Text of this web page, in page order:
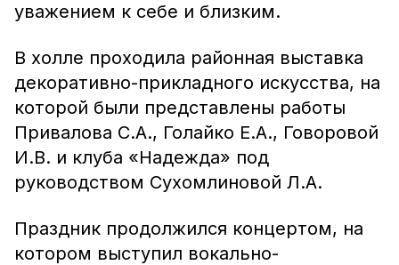
уважением к себе и близким.
В холле проходила районная выставка
декоративно-прикладного искусства, на
которой были представлены работы
Привалова С.А., Голайко Е.А., Говоровой
И.В. и клуба «Надежда» под
руководством Сухомлиновой Л.А.
Праздник продолжился концертом, на
котором выступил вокально-